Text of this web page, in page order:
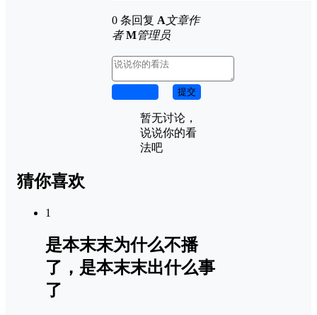
0 条回复 A文章作
者 M管理员
提交
暂无讨论，
说说你的看
法吧
猜你喜欢
1
是本末末为什么不播
了，是本末末出什么事
了